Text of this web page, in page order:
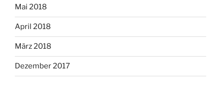
Mai 2018
April 2018
März 2018
Dezember 2017